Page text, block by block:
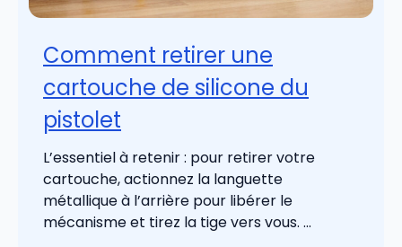
Comment retirer une
cartouche de silicone du
pistolet
L’essentiel à retenir : pour retirer votre
cartouche, actionnez la languette
métallique à l’arrière pour libérer le
mécanisme et tirez la tige vers vous. ...